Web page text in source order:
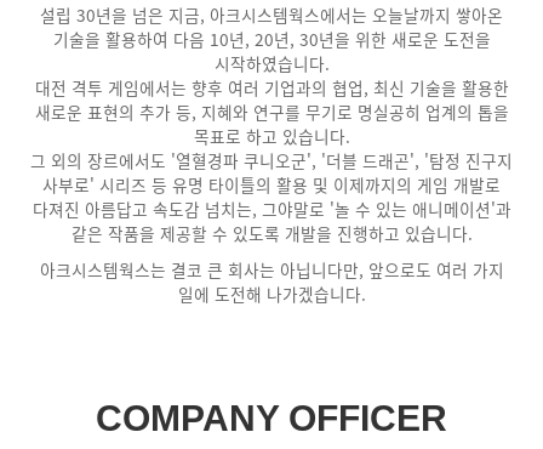
설립 30년을 넘은 지금, 아크시스템웍스에서는 오늘날까지 쌓아온
기술을 활용하여 다음 10년, 20년, 30년을 위한 새로운 도전을
시작하였습니다.
대전 격투 게임에서는 향후 여러 기업과의 협업, 최신 기술을 활용한
새로운 표현의 추가 등, 지혜와 연구를 무기로 명실공히 업계의 톱을
목표로 하고 있습니다.
그 외의 장르에서도 '열혈경파 쿠니오군', '더블 드래곤', '탐정 진구지
사부로' 시리즈 등 유명 타이틀의 활용 및 이제까지의 게임 개발로
다져진 아름답고 속도감 넘치는, 그야말로 '놀 수 있는 애니메이션'과
같은 작품을 제공할 수 있도록 개발을 진행하고 있습니다.
아크시스템웍스는 결코 큰 회사는 아닙니다만, 앞으로도 여러 가지
일에 도전해 나가겠습니다.
COMPANY OFFICER